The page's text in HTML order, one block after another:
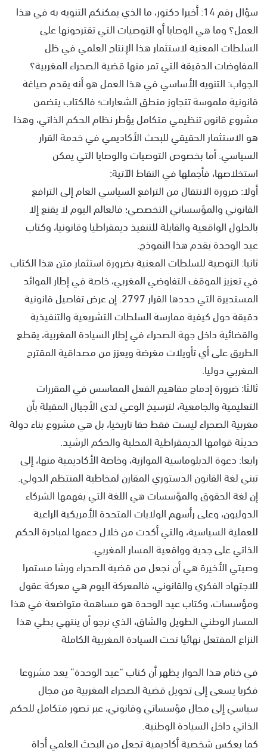
سؤال رقم 14: أخيرا دكتور، ما الذي يمكنكم التنويه به في هذا
العمل؟ وما هي الوصايا أو التوصيات التي تقترحونها على
السلطات المعنية لاستثمار هذا الإنتاج العلمي في ظل
المفاوضات الدقيقة التي تمر منها قضية الصحراء المغربية؟
الجواب: التنويه الأساسي في هذا العمل هو أنه يقدم صياغة
قانونية ملموسة تتجاوز منطق الشعارات؛ فالكتاب يتضمن
مشروع قانون تنظيمي متكامل يؤطر نظام الحكم الذاتي، وهذا
هو الاستثمار الحقيقي للبحث الأكاديمي في خدمة القرار
السياسي. أما بخصوص التوصيات والوصايا التي يمكن
استخلاصها، فأجملها في النقاط الآتية:
أولا: ضرورة الانتقال من الترافع السياسي العام إلى الترافع
القانوني والمؤسساتي التخصصي؛ فالعالم اليوم لا يقنع إلا
بالحلول الواقعية والقابلة للتنفيذ ديمقراطيا وقانونيا، وكتاب
عيد الوحدة يقدم هذا النموذج.
ثانيا: التوصية للسلطات المعنية بضرورة استثمار متن هذا الكتاب
في تعزيز الموقف التفاوضي المغربي، خاصة في إطار الموائد
المستديرة التي حددها القرار 2797. إن عرض تفاصيل قانونية
دقيقة حول كيفية ممارسة السلطات التشريعية والتنفيذية
والقضائية داخل جهة الصحراء في إطار السيادة المغربية، يقطع
الطريق على أي تأويلات مغرضة ويعزز من مصداقية المقترح
المغربي دوليا.
ثالثا: ضرورة إدماج مفاهيم الفعل المماسس في المقررات
التعليمية والجامعية، لترسيخ الوعي لدى الأجيال المقبلة بأن
مغربية الصحراء ليست فقط حقا تاريخيا، بل هي مشروع بناء دولة
حديثة قوامها الديمقراطية المحلية والحكم الرشيد.
رابعا: دعوة الدبلوماسية الموازية، وخاصة الأكاديمية منها، إلى
تبني لغة القانون الدستوري المقارن لمخاطبة المنتظم الدولي.
إن لغة الحقوق والمؤسسات هي اللغة التي يفهمها الشركاء
الدوليون، وعلى رأسهم الولايات المتحدة الأمريكية الراعية
للعملية السياسية، والتي أكدت من خلال دعمها لمبادرة الحكم
الذاتي على جدية وواقعية المسار المغربي.
وصيتي الأخيرة هي أن نجعل من قضية الصحراء ورشا مستمرا
للاجتهاد الفكري والقانوني، فالمعركة اليوم هي معركة عقول
ومؤسسات، وكتاب عيد الوحدة هو مساهمة متواضعة في هذا
المسار الوطني الطويل والشاق، الذي نرجو أن ينتهي بطي هذا
النزاع المفتعل نهائيا تحت السيادة المغربية الكاملة
في ختام هذا الحوار يظهر أن كتاب “عيد الوحدة” يعد مشروعا
فكريا يسعى إلى تحويل قضية الصحراء المغربية من مجال
سياسي إلى مجال مؤسساتي وقانوني، عبر تصور متكامل للحكم
الذاتي داخل السيادة الوطنية.
كما يعكس شخصية أكاديمية تجعل من البحث العلمي أداة